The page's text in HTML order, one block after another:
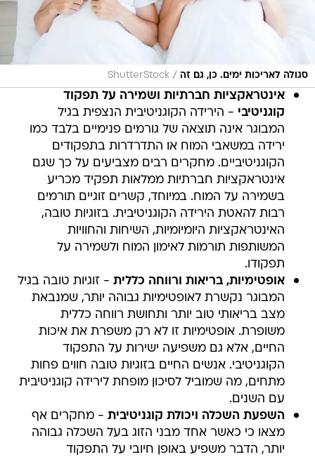
סגולה לאריכות ימים. כן, גם זה /
ShutterStock
אינטראקציות חברתיות ושמירה על תפקוד
קוגניטיבי - הירידה הקוגניטיבית הנצפית בגיל
המבוגר אינה תוצאה של גורמים פנימיים בלבד כמו
ירידה במשאבי המוח או התדרדרות בתפקודים
הקוגניטיביים. מחקרים רבים מצביעים על כך שגם
אינטראקציות חברתיות ממלאות תפקיד מכריע
בשמירה על המוח. במיוחד, קשרים זוגיים תורמים
רבות להאטת הירידה הקוגניטיבית. בזוגיות טובה,
האינטראקציות היומיומיות, השיחות והחוויות
המשותפות תורמות לאימון המוח ולשמירה על
תפקודו.
אופטימיות, בריאות ורווחה כללית - זוגיות טובה בגיל
המבוגר נקשרת לאופטימיות גבוהה יותר, שמנבאת
מצב בריאותי טוב יותר ותחושת רווחה כללית
משופרת. אופטימיות זו לא רק משפרת את איכות
החיים, אלא גם משפיעה ישירות על התפקוד
הקוגניטיבי. אנשים החיים בזוגיות טובה חווים פחות
מתחים, מה שמוביל לסיכון מופחת לירידה קוגניטיבית
עם השנים.
השפעת השכלה ויכולת קוגניטיבית - מחקרים אף
מצאו כי כאשר אחד מבני הזוג בעל השכלה גבוהה
יותר, הדבר משפיע באופן חיובי על התפקוד